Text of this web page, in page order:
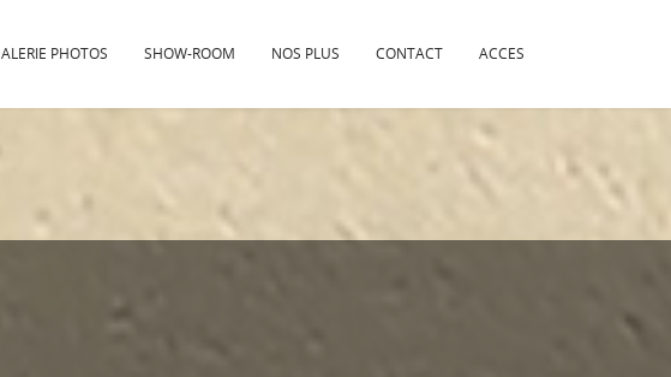
PHOTOS SHOW-ROOM NOS PLUS CONTACT ACCES